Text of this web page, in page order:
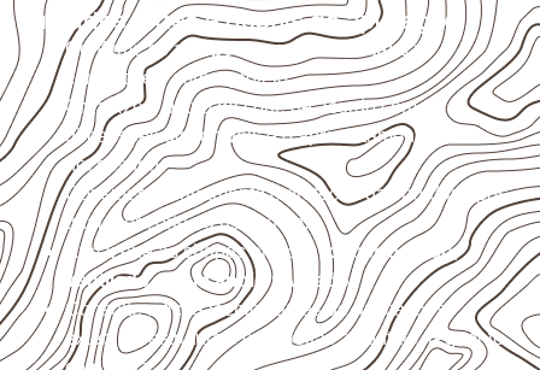
Cuidados antes e depois da aplicação
Confirme se a espessura e o formatosão
compatíveis com o projeto.
Organize o plano de corte de acordo com as
dimensões disponíveis e o aproveitamento
necessário.
Considere acabamento e proteção das bordas após
qualquer corte ou usinagem.
Armazene as chapas em local coberto, seco,
ventilado e com apoio nivelado.
Consulte a ficha técnica antes de aplicações
externas, estruturais ou sujeitas a contato frequente